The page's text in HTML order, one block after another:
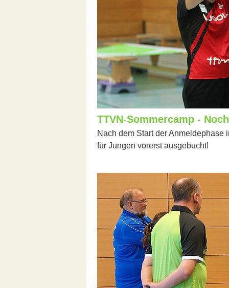
TTVN-Sommercamp -
Nach dem Start der
für Jungen vorerst ausgebucht!